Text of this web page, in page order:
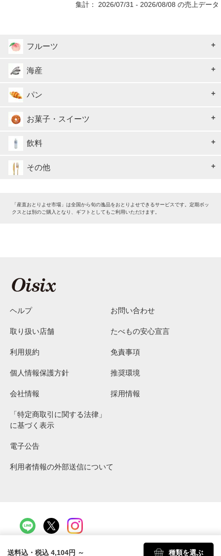
送料込・税込 4,104円 ～ 種類を選ぶ
集計： 2026/07/31 - 2026/08/08 の売上データ
フルーツ
海産
パン
お菓子・スイーツ
飲料
その他
「産直おとりよせ市場」は全国から旬の逸品をおとりよせできるサービスです。定期ボッ
クスとは別のご購入となり、ギフトとしてもご利用いただけます。
ヘルプ お問い合わせ
取り扱い店舗 たべもの安心宣言
利用規約 免責事項
個人情報保護方針 推奨環境
会社情報 採用情報
「特定商取引に関する法律」
に基づく表示
電子公告
利用者情報の外部送信について
Copyright 2026 Oisix Inc.